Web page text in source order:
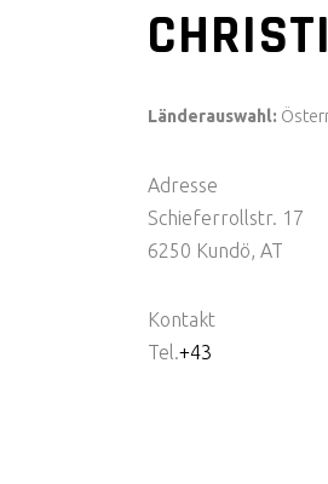
Länderauswahl:
Adresse
Schieferrollstr. 17
6250 Kundö, AT
Kontakt
Tel.+43